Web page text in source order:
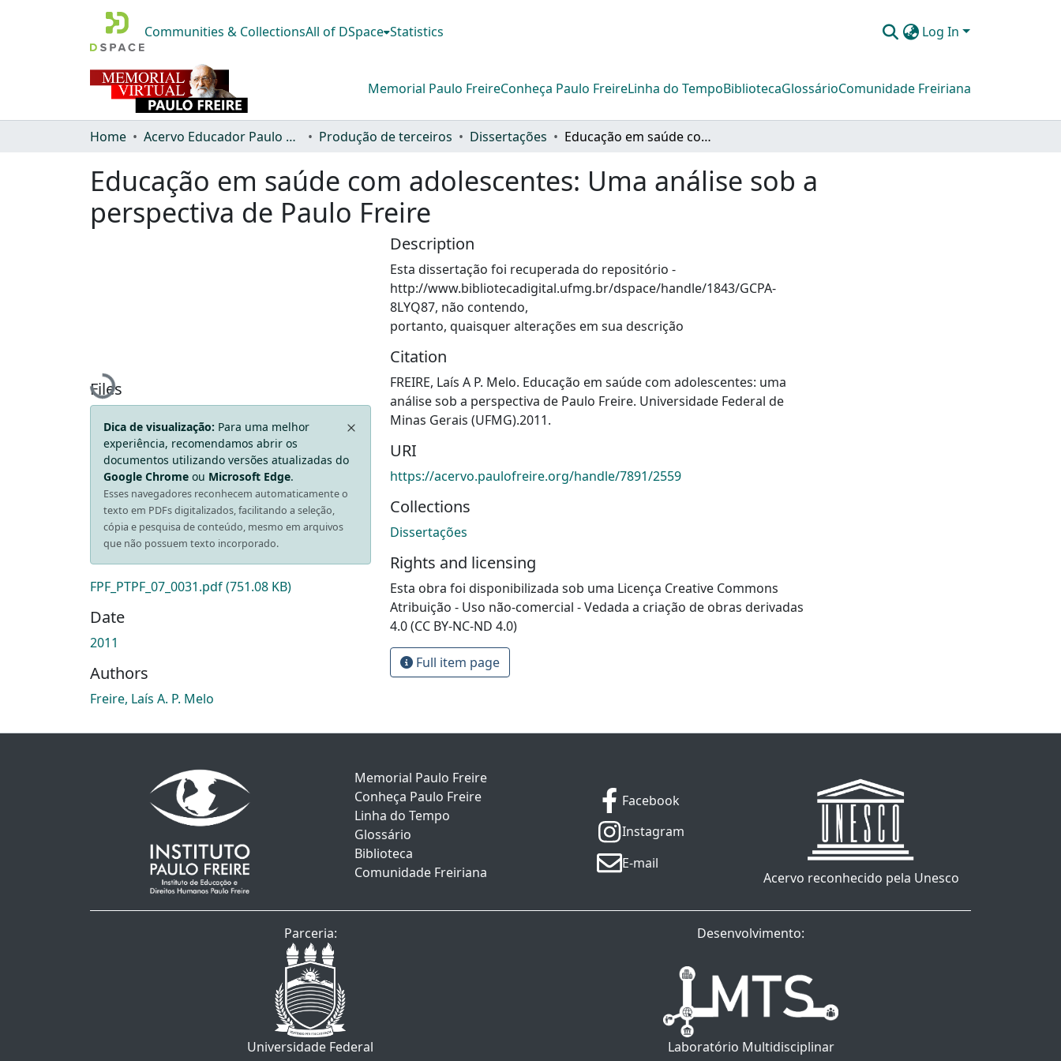
Communities & CollectionsAll of DSpace Statistics Log In
Memorial Paulo FreireConheça Paulo FreireLinha do TempoBibliotecaGlossárioComunidade Freiriana
Home Acervo Educador Paulo Freire Produção de terceiros Dissertações Educação em saúde com adolescentes: Uma análise sob a perspectiva de Paulo Freire
Educação em saúde com adolescentes: Uma análise sob a
perspectiva de Paulo Freire
Loading...
Files
Dica de visualização: Para uma melhor
experiência, recomendamos abrir os
documentos utilizando versões atualizadas do
Google Chrome ou Microsoft Edge.
Esses navegadores reconhecem automaticamente o
texto em PDFs digitalizados, facilitando a seleção,
cópia e pesquisa de conteúdo, mesmo em arquivos
que não possuem texto incorporado.
FPF_PTPF_07_0031.pdf(751.08 KB)
Date
2011
Authors
Freire, Laís A. P. Melo
Description
Esta dissertação foi recuperada do repositório -
http://www.bibliotecadigital.ufmg.br/dspace/handle/1843/GCPA-
8LYQ87, não contendo,
portanto, quaisquer alterações em sua descrição
Citation
FREIRE, Laís A P. Melo. Educação em saúde com adolescentes: uma
análise sob a perspectiva de Paulo Freire. Universidade Federal de
Minas Gerais (UFMG).2011.
URI
https://acervo.paulofreire.org/handle/7891/2559
Collections
Dissertações
Rights and licensing
Esta obra foi disponibilizada sob uma Licença Creative Commons
Atribuição - Uso não-comercial - Vedada a criação de obras derivadas
4.0 (CC BY-NC-ND 4.0)
Full item page
Memorial Paulo Freire
Conheça Paulo Freire
Linha do Tempo
Glossário
Biblioteca
Comunidade Freiriana
Facebook
Instagram
E-mail
Acervo reconhecido pela Unesco
Parceria:
Universidade Federal
Desenvolvimento:
Laboratório Multidisciplinar